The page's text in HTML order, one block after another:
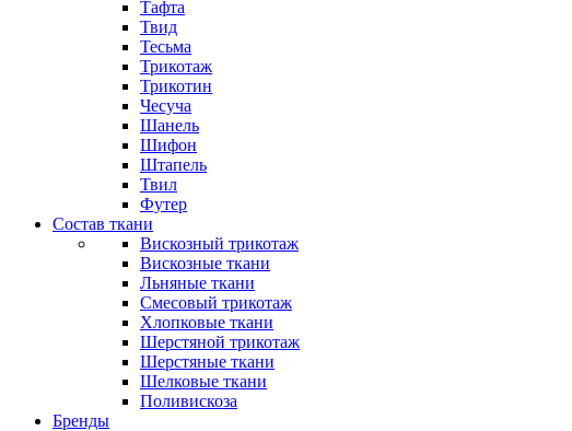
Тафта
Твид
Тесьма
Трикотаж
Трикотин
Чесуча
Шанель
Шифон
Штапель
Твил
Футер
Состав ткани
Вискозный трикотаж
Вискозные ткани
Льняные ткани
Смесовый трикотаж
Хлопковые ткани
Шерстяной трикотаж
Шерстяные ткани
Шелковые ткани
Поливискоза
Бренды